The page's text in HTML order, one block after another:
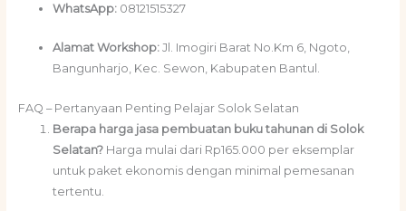
WhatsApp:08121515327
Alamat Workshop:Jl. Imogiri Barat No.Km 6, Ngoto,
Bangunharjo, Kec. Sewon, Kabupaten Bantul.
FAQ – Pertanyaan Penting Pelajar Solok Selatan
Berapa harga jasa pembuatan buku tahunan di Solok
Selatan?Harga mulai dari Rp165.000 per eksemplar
untuk paket ekonomis dengan minimal pemesanan
tertentu.